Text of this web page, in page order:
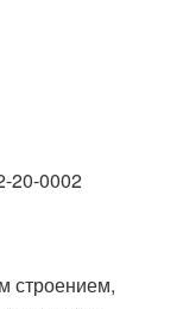
20-0002
строением,